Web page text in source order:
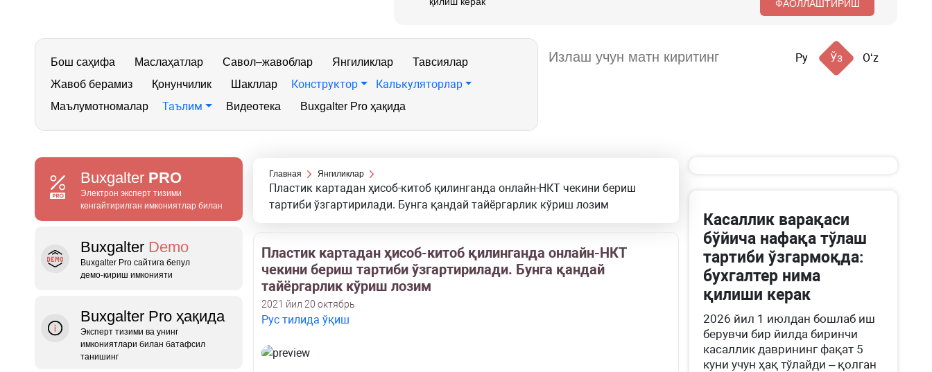
ФАОЛЛАШТИРИШ
Бош саҳифа Маслаҳатлар Савол–жавоблар Янгиликлар
Тавсиялар
Жавоб берамиз
Қонунчилик Шакллар Конструктор Калькуляторлар
Маълумотномалар Таълим Видеотека Buxgalter Pro ҳақида
Ру Ўз Oʻz
Buxgalter PRO
Электрон эксперт тизими
кенгайтирилган имкониятлар билан
Buxgalter Demo
Buxgalter Pro сайтига бепул
демо‑кириш имконияти
Buxgalter Pro ҳақида
Эксперт тизими ва унинг
имкониятлари билан батафсил
танишинг
Главная Янгиликлар
Пластик картадан ҳисоб-китоб қилинганда онлайн-НКТ чекини бериш
тартиби ўзгартирилади. Бунга қандай тайёргарлик кўриш лозим
Пластик картадан ҳисоб-китоб қилинганда онлайн-НКТ
чекини бериш тартиби ўзгартирилади. Бунга қандай
тайёргарлик кўриш лозим
2021 йил 20 октябрь
Рус тилида ўқиш
Касаллик варақаси
бўйича нафақа тўлаш
тартиби ўзгармоқда:
бухгалтер нима
қилиши керак
2026 йил 1 июлдан бошлаб иш
берувчи бир йилда биринчи
касаллик даврининг фақат 5
куни учун ҳақ тўлайди – қолган